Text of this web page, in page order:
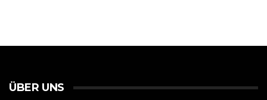
ÜBER UNS